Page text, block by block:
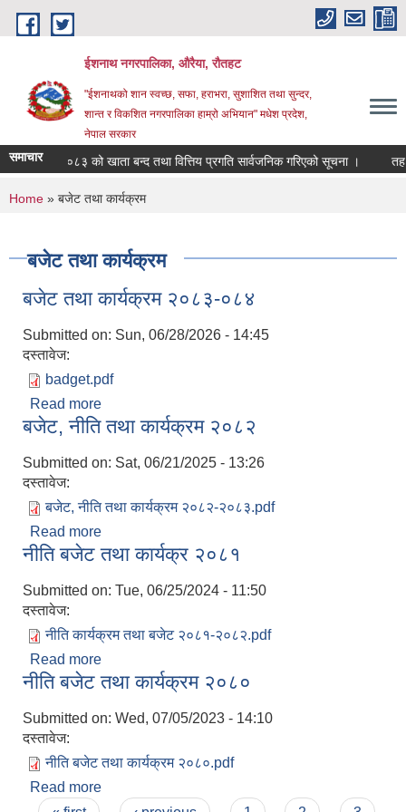
Skip to main content
ईशनाथ नगरपालिका, औरैया, रौतहट
"ईशनाथको शान स्वच्छ, सफा, हराभरा, सुशाशित तथा सुन्दर,
शान्त र विकशित नगरपालिका हाम्रो अभियान" मधेश प्रदेश,
नेपाल सरकार
समाचार
आ.व. ०८२/०८३ को खाता बन्द तथा वित्तिय प्रगति सार्वजनिक गरिएको सूचना । तह
You are here
Home » बजेट तथा कार्यक्रम
बजेट तथा कार्यक्रम
बजेट तथा कार्यक्रम २०८३-०८४
Submitted on: Sun, 06/28/2026 - 14:45
दस्तावेज:
badget.pdf
Read more
बजेट, नीति तथा कार्यक्रम २०८२
Submitted on: Sat, 06/21/2025 - 13:26
दस्तावेज:
बजेट, नीति तथा कार्यक्रम २०८२-२०८३.pdf
Read more
नीति बजेट तथा कार्यक्र २०८१
Submitted on: Tue, 06/25/2024 - 11:50
दस्तावेज:
नीति कार्यक्रम तथा बजेट २०८१-२०८२.pdf
Read more
नीति बजेट तथा कार्यक्रम २०८०
Submitted on: Wed, 07/05/2023 - 14:10
दस्तावेज:
नीति बजेट तथा कार्यक्रम २०८०.pdf
Read more